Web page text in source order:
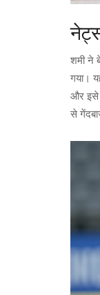
शमी ने
गया।
और इसे
से